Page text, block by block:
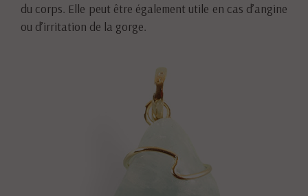
du corps. Elle peut être également utile en cas d’angine
ou d’irritation de la gorge.